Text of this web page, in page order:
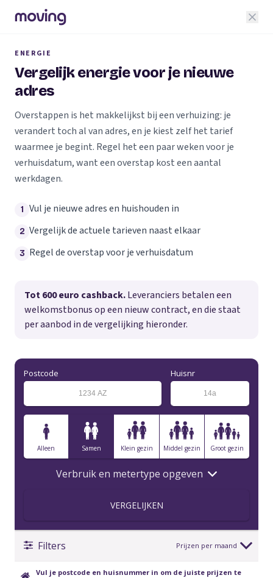
ENERGIE
Vergelijk energie voor je nieuwe
adres
Overstappen is het makkelijkst bij een verhuizing: je
verandert toch al van adres, en je kiest zelf het tarief
waarmee je begint. Regel het een paar weken voor je
verhuisdatum, want een overstap kost een aantal
werkdagen.
1 Vul je nieuwe adres en huishouden in
2 Vergelijk de actuele tarieven naast elkaar
3 Regel de overstap voor je verhuisdatum
Tot 600 euro cashback.Leveranciers betalen een
welkomstbonus op een nieuw contract, en die staat
per aanbod in de vergelijking hieronder.